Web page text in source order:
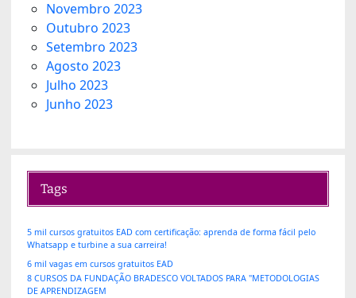
Novembro 2023
Outubro 2023
Setembro 2023
Agosto 2023
Julho 2023
Junho 2023
Tags
5 mil cursos gratuitos EAD com certificação: aprenda de forma fácil pelo
Whatsapp e turbine a sua carreira!
6 mil vagas em cursos gratuitos EAD
8 CURSOS DA FUNDAÇÃO BRADESCO VOLTADOS PARA "METODOLOGIAS
DE APRENDIZAGEM